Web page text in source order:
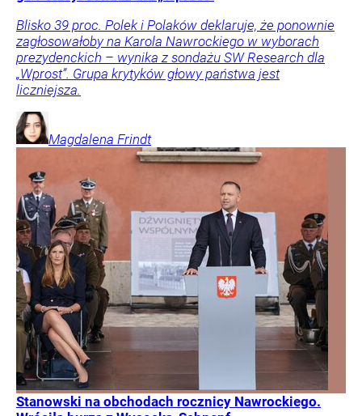
Blisko 39 proc. Polek i Polaków deklaruje, że ponownie
zagłosowałoby na Karola Nawrockiego w wyborach
prezydenckich – wynika z sondażu SW Research dla
„Wprost”. Grupa krytyków głowy państwa jest
liczniejsza.
Magdalena Frindt
Stanowski na obchodach rocznicy Nawrockiego.